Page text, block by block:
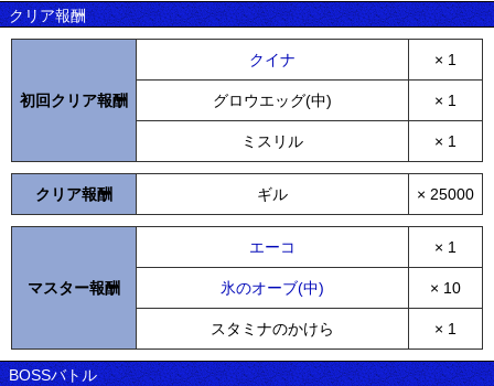
クリア報酬
初回クリア報酬
クイナ × 1
グロウエッグ(中) × 1
ミスリル × 1
クリア報酬 ギル × 25000
マスター報酬
エーコ × 1
氷のオーブ(中) × 10
スタミナのかけら × 1
BOSSバトル